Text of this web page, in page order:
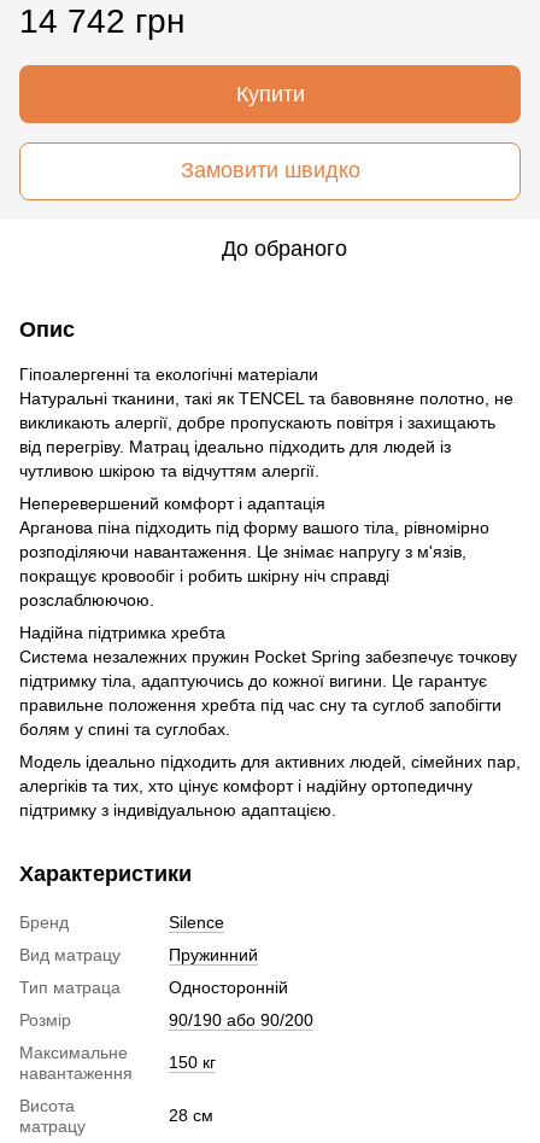
14 742 грн
Купити
Замовити швидко
До обраного
Опис
Гіпоалергенні та екологічні матеріали
Натуральні тканини, такі як TENCEL та бавовняне полотно, не
викликають алергії, добре пропускають повітря і захищають
від перегріву. Матрац ідеально підходить для людей із
чутливою шкірою та відчуттям алергії.
Неперевершений комфорт і адаптація
Арганова піна підходить під форму вашого тіла, рівномірно
розподіляючи навантаження. Це знімає напругу з м'язів,
покращує кровообіг і робить шкірну ніч справді
розслаблюючою.
Надійна підтримка хребта
Система незалежних пружин Pocket Spring забезпечує точкову
підтримку тіла, адаптуючись до кожної вигини. Це гарантує
правильне положення хребта під час сну та суглоб запобігти
болям у спині та суглобах.
Модель ідеально підходить для активних людей, сімейних пар,
алергіків та тих, хто цінує комфорт і надійну ортопедичну
підтримку з індивідуальною адаптацією.
Характеристики
Бренд
Silence
Вид матрацу
Пружинний
Тип матраца
Односторонній
Розмір
90/190 або 90/200
Максимальне
навантаження
150 кг
Висота
матрацу
28 см